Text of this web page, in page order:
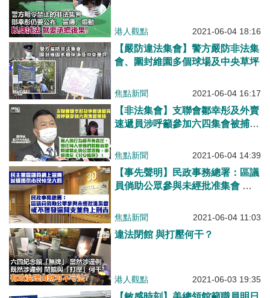
港人觀點 2021-06-04 18:16
【嚴防違法集會】警方嚴防非法集
會、圍封維園多個球場及中央草坪
焦點新聞 2021-06-04 16:17
【非法集會】支聯會鄒幸彤及外賣
速遞員涉呼籲參加六四集會被捕
焦點新聞 2021-06-04 14:39
【事先聲明】民政事務總署：區議
員倘助公眾參與未經批准集會 或
焦點新聞 2021-06-04 11:03
違法閉館 與打壓何干？
港人觀點 2021-06-03 19:35